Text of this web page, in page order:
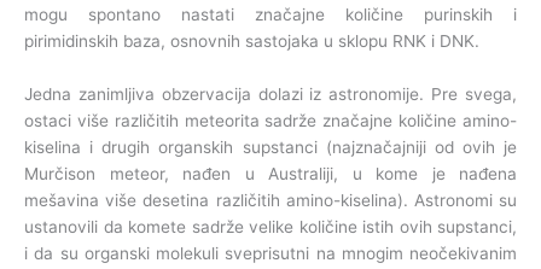
mogu spontano nastati značajne količine purinskih i
pirimidinskih baza, osnovnih sastojaka u sklopu RNK i DNK.
Jedna zanimljiva obzervacija dolazi iz astronomije. Pre svega,
ostaci više različitih meteorita sadrže značajne količine amino-
kiselina i drugih organskih supstanci (najznačajniji od ovih je
Murčison meteor, nađen u Australiji, u kome je nađena
mešavina više desetina različitih amino-kiselina). Astronomi su
ustanovili da komete sadrže velike količine istih ovih supstanci,
i da su organski molekuli sveprisutni na mnogim neočekivanim